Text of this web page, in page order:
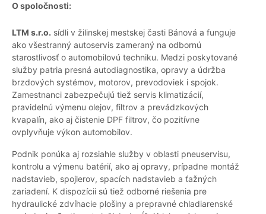
O spoločnosti:
LTM s.r.o. sídli v žilinskej mestskej časti Bánová a funguje
ako všestranný autoservis zameraný na odbornú
starostlivosť o automobilovú techniku. Medzi poskytované
služby patria presná autodiagnostika, opravy a údržba
brzdových systémov, motorov, prevodoviek i spojok.
Zamestnanci zabezpečujú tiež servis klimatizácií,
pravidelnú výmenu olejov, filtrov a prevádzkových
kvapalín, ako aj čistenie DPF filtrov, čo pozitívne
ovplyvňuje výkon automobilov.
Podnik ponúka aj rozsiahle služby v oblasti pneuservisu,
kontrolu a výmenu batérií, ako aj opravy, prípadne montáž
nadstavieb, spojlerov, spacích nadstavieb a ťažných
zariadení. K dispozícii sú tiež odborné riešenia pre
hydraulické zdvíhacie plošiny a prepravné chladiarenské